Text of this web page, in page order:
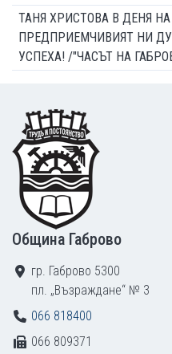
ТАНЯ ХРИСТОВА В ДЕНЯ
ПРЕДПРИЕМЧИВИЯТ НИ
УСПЕХА! /"ЧАСЪТ НА
Footer
Община Габрово
гр. Габрово 5300
пл. „Възраждане“ № 3
066 818400
066 809371